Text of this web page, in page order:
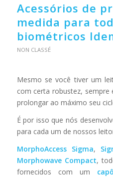
Acessórios de
medida para
biométricos
NON CLASSÉ
Mesmo se você tiver um
com certa robustez,
prolongar ao máximo seu
É por isso que nós
para cada um de nossos
MorphoAccess Sigma,
Morphowave Compact,
fornecidos com um